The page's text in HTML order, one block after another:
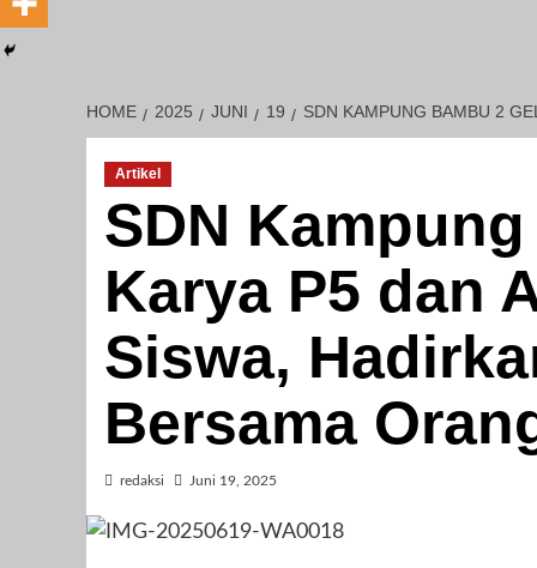
HOME 2025 JUNI 19 SDN KAMPUNG BAMBU 2
Artikel
SDN
Karya P5 dan
Siswa,
Bersama
redaksi Juni 19, 2025